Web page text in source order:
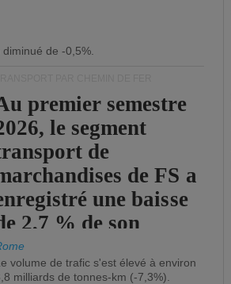
de -0,5%.
premier semestre
le segment
de
de FS a
une baisse
2,7 % de son
d'affaires
volume de trafic s'est élevé à environ
milliards de tonnes-km (-7,3%).